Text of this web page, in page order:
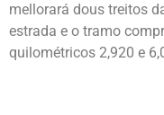
mellorará dous treitos
estrada e o tramo
quilométricos 2,920 e